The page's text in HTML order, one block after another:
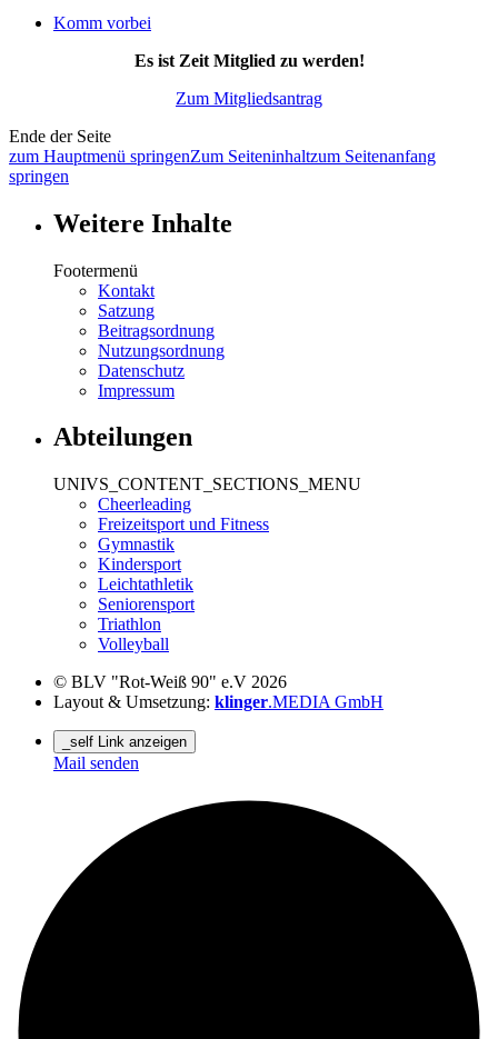
Komm vorbei
Es ist Zeit Mitglied zu werden!
Zum Mitgliedsantrag
Ende der Seite
zum Hauptmenü springenZum Seiteninhaltzum Seitenanfang
springen
Weitere Inhalte
Footermenü
Kontakt
Satzung
Beitragsordnung
Nutzungsordnung
Datenschutz
Impressum
Abteilungen
UNIVS_CONTENT_SECTIONS_MENU
Cheerleading
Freizeitsport und Fitness
Gymnastik
Kindersport
Leichtathletik
Seniorensport
Triathlon
Volleyball
© BLV "Rot-Weiß 90" e.V 2026
Layout & Umsetzung: klinger.MEDIA GmbH
_self Link anzeigen
Mail senden